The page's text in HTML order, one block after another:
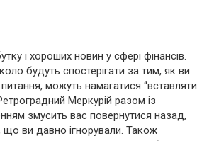
і хороших новин у сфері фінансів.
будуть спостерігати за тим, як ви
можуть намагатися “вставляти
Меркурій разом із
змусить вас повернутися назад,
ви давно ігнорували. Також